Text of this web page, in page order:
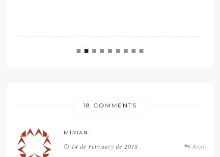
18 COMMENTS
MÍRIAN
Reply
14 de February de 2018